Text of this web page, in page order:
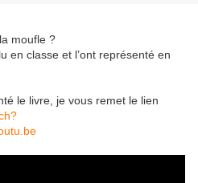
moufle ?
en classe et l’ont représenté en
le livre, je vous remet le lien